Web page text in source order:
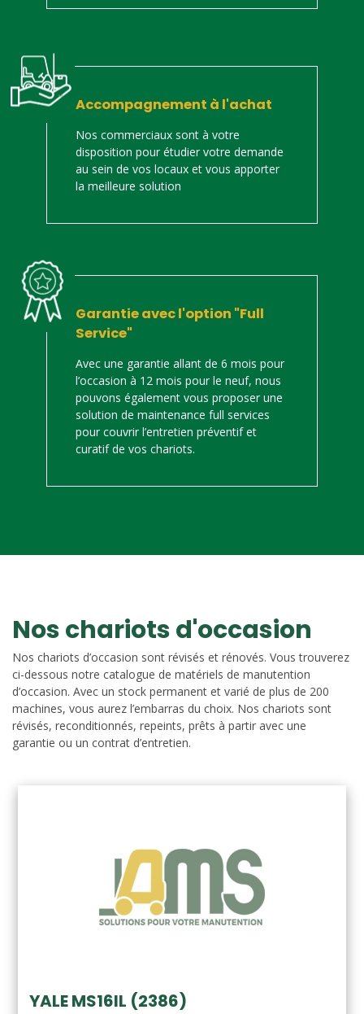
Accompagnement à l'achat
Nos commerciaux sont à votre
disposition pour étudier votre demande
au sein de vos locaux et vous apporter
la meilleure solution
Garantie avec l'option "Full
Service"
Avec une garantie allant de 6 mois pour
l’occasion à 12 mois pour le neuf, nous
pouvons également vous proposer une
solution de maintenance full services
pour couvrir l’entretien préventif et
curatif de vos chariots.
Nos chariots d'occasion
Nos chariots d’occasion sont révisés et rénovés. Vous trouverez
ci-dessous notre catalogue de matériels de manutention
d’occasion. Avec un stock permanent et varié de plus de 200
machines, vous aurez l’embarras du choix. Nos chariots sont
révisés, reconditionnés, repeints, prêts à partir avec une
garantie ou un contrat d’entretien.
YALE MS16IL (2386)